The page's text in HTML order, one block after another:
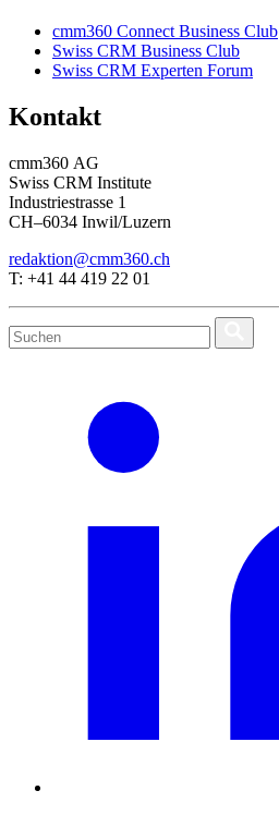
cmm360 Connect Business Club
Swiss CRM Business Club
Swiss CRM Experten Forum
Kontakt
cmm360 AG
Swiss CRM Institute
Industriestrasse 1
CH–6034 Inwil/Luzern
redaktion@cmm360.ch
T: +41 44 419 22 01